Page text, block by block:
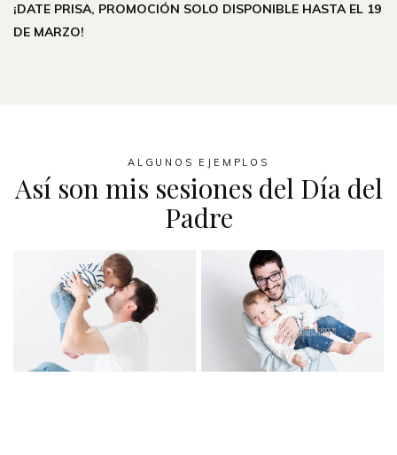
¡DATE PRISA, PROMOCIÓN SOLO DISPONIBLE HASTA EL 19
DE MARZO!
ALGUNOS EJEMPLOS
Así son mis sesiones del Día del
Padre